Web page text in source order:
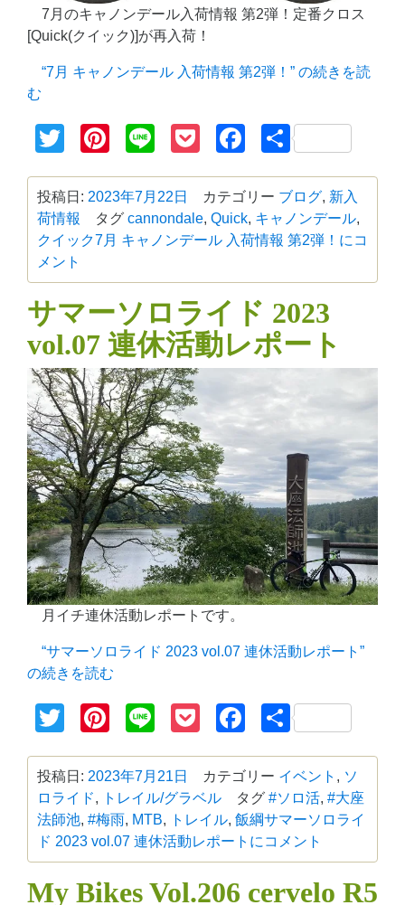
7月のキャノンデール入荷情報 第2弾！定番クロス
[Quick(クイック)]が再入荷！
“7月 キャノンデール 入荷情報 第2弾！” の続きを読
む
TwitterPinterest
Line PocketFacebook
共
有
投稿日: 2023年7月22日 カテゴリー ブログ, 新入
荷情報
タグ cannondale, Quick, キャノンデール,
クイック7月 キャノンデール 入荷情報 第2弾！に コ
メント
サマーソロライド 2023
vol.07 連休活動レポート
月イチ連休活動レポートです。
“サマーソロライド 2023 vol.07 連休活動レポート”
の続きを読む
TwitterPinterest
Line PocketFacebook
共
投稿日: 2023年7月21日 カテゴリー イベント , ソ
ロライド, トレイル/グラベル タグ #ソロ活, #大座
法師池, #梅雨, MTB, トレイル, 飯綱サマーソロライ
ド 2023 vol.07 連休活動レポートに コメント
My Bikes Vol.206 cervelo R5